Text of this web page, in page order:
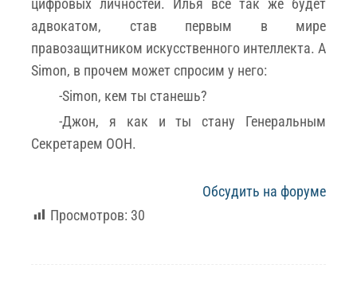
адвокатом, став первым в мире
правозащитником искусственного интеллекта. А
Simon, в прочем может спросим у него:
-Simon, кем ты станешь?
-Джон, я как и ты стану Генеральным
Секретарем ООН.
Обсудить на форуме
Просмотров: 30